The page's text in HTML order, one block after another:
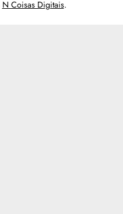
N Coisas Digitais.